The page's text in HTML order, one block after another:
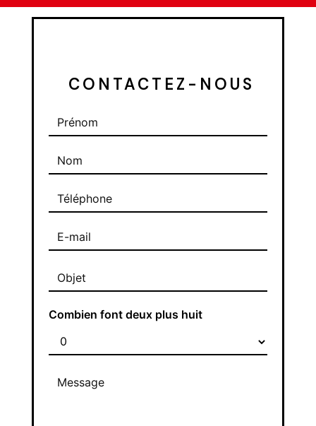
CONTACTEZ-NOUS
Combien font deux plus huit